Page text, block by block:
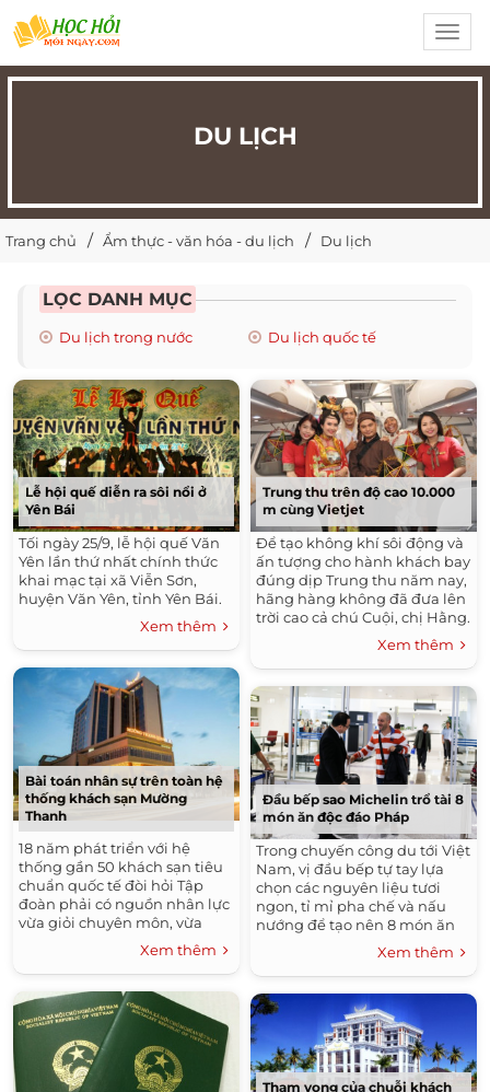
DU LỊCH
Trang chủ Ẩm thực - văn hóa - du lịch Du lịch
LỌC DANH MỤC
Du lịch trong nước Du lịch quốc tế
Lễ hội quế diễn ra sôi nổi ở
Yên Bái
Tối ngày 25/9, lễ hội quế Văn
Yên lần thứ nhất chính thức
khai mạc tại xã Viễn Sơn,
huyện Văn Yên, tỉnh Yên Bái.
Xem thêm
Bài toán nhân sự trên toàn hệ
thống khách sạn Mường
Thanh
18 năm phát triển với hệ
thống gần 50 khách sạn tiêu
chuẩn quốc tế đòi hỏi Tập
đoàn phải có nguồn nhân lực
vừa giỏi chuyên môn, vừa
thành thạo kỹ năng mềm.
Xem thêm
Trung thu trên độ cao 10.000
m cùng Vietjet
Để tạo không khí sôi động và
ấn tượng cho hành khách bay
đúng dịp Trung thu năm nay,
hãng hàng không đã đưa lên
trời cao cả chú Cuội, chị Hằng.
Xem thêm
Đầu bếp sao Michelin trổ tài 8
món ăn độc đáo Pháp
Trong chuyến công du tới Việt
Nam, vị đầu bếp tự tay lựa
chọn các nguyên liệu tươi
ngon, tỉ mỉ pha chế và nấu
nướng để tạo nên 8 món ăn
đạt chuẩn mực cao nhất về
Xem thêm
Tham vọng của chuỗi khách